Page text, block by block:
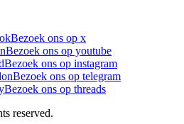
Bezoek ons op x
Bezoek ons op youtube
Bezoek ons op instagram
Bezoek ons op telegram
Bezoek ons op threads
reserved.